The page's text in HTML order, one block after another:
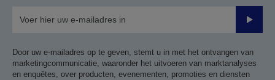
Door uw e-mailadres op te geven, stemt u in met het ontvangen van
marketingcommunicatie, waaronder het uitvoeren van marktanalyses
en enquêtes, over producten, evenementen, promoties en diensten